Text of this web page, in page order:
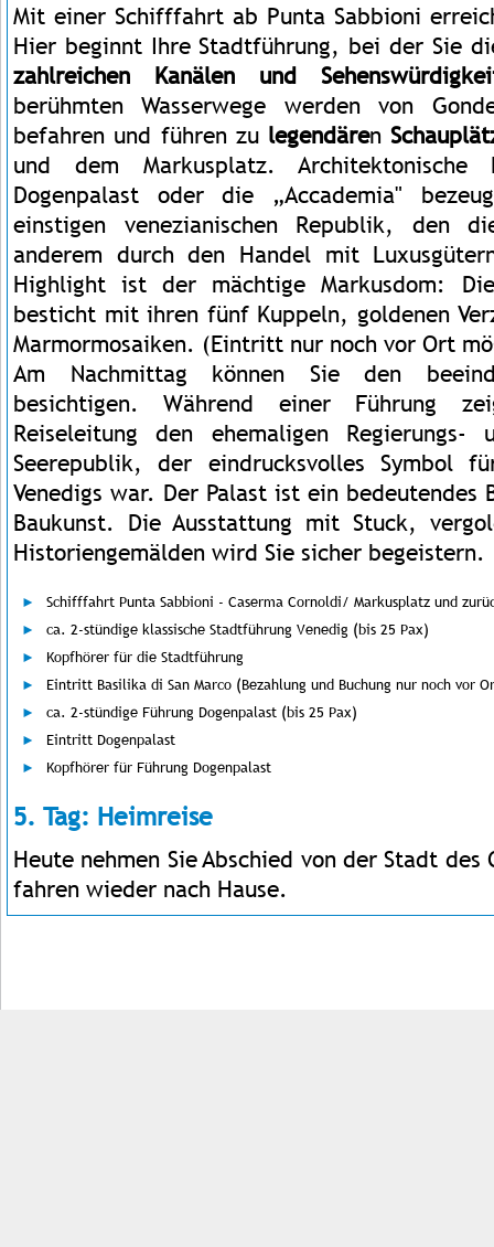
Mit einer Schifffahrt ab Punta Sabbioni
Hier beginnt Ihre Stadtführung, bei der Sie
zahlreichen Kanälen und
berühmten Wasserwege werden von
befahren und führen zu legendären
und dem Markusplatz.
Dogenpalast oder die „Accademia"
einstigen venezianischen Republik, den
anderem durch den Handel mit
Highlight ist der mächtige Markusdom:
besticht mit ihren fünf Kuppeln, goldenen
Marmormosaiken. (Eintritt nur noch vor Ort
Am Nachmittag können Sie den
besichtigen. Während einer Führung
Reiseleitung den ehemaligen Regierungs-
Seerepublik, der eindrucksvolles Symbol
Venedigs war. Der Palast ist ein bedeutendes
Baukunst. Die Ausstattung mit Stuck,
Historiengemälden wird Sie sicher begeistern.
Schifffahrt Punta Sabbioni - Caserma Cornoldi/ Markusplatz und
ca. 2-stündige klassische Stadtführung Venedig (bis 25 Pax)
Kopfhörer für die Stadtführung
Eintritt Basilika di San Marco (Bezahlung und Buchung nur noch vor
ca. 2-stündige Führung Dogenpalast (bis 25 Pax)
Eintritt Dogenpalast
Kopfhörer für Führung Dogenpalast
5. Tag: Heimreise
Heute nehmen Sie Abschied von der Stadt
fahren wieder nach Hause.